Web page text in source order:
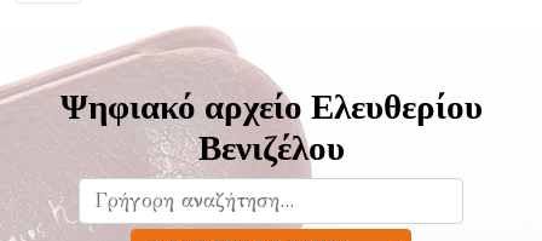
Ψηφιακό αρχείο Ελευθερίου
Βενιζέλου